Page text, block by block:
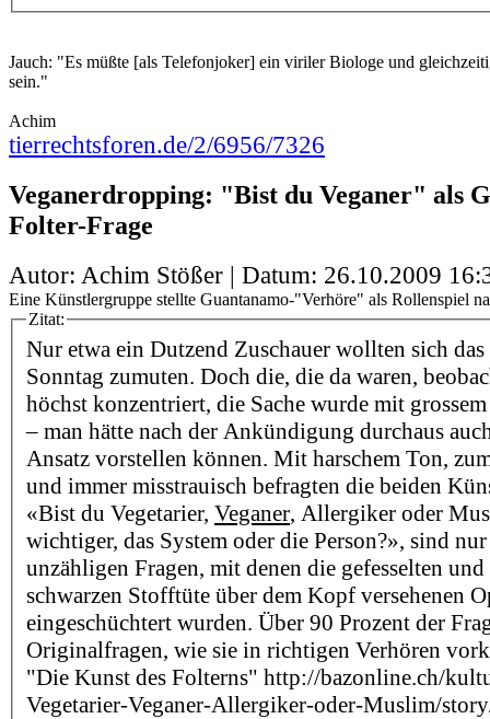
Jauch: "Es müßte [als Telefonjoker] ein viriler Biologe und
sein."
Achim
tierrechtsforen.de/2/6956/7326
Veganerdropping: "Bist du Veganer" als
Folter-Frage
Autor: Achim Stößer | Datum: 26.10.2009
Eine Künstlergruppe stellte Guantanamo-"Verhöre" als Rollenspiel
Zitat:
Nur etwa ein Dutzend Zuschauer wollten sich
Sonntag zumuten. Doch die, die da waren,
höchst konzentriert, die Sache wurde mit
– man hätte nach der Ankündigung durchaus
Ansatz vorstellen können. Mit harschem Ton,
und immer misstrauisch befragten die beiden
«Bist du Vegetarier, Veganer, Allergiker oder
wichtiger, das System oder die Person?», sind
unzähligen Fragen, mit denen die gefesselten
schwarzen Stofftüte über dem Kopf versehenen
eingeschüchtert wurden. Über 90 Prozent der
Originalfragen, wie sie in richtigen Verhören
"Die Kunst des Folterns" http://bazonline.ch/
Vegetarier-Veganer-Allergiker-oder-Muslim/